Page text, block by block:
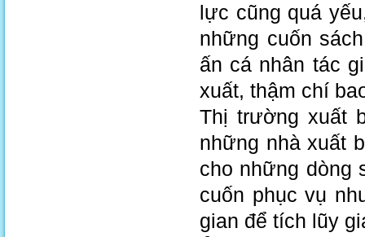
lực cũng quá
những cuốn
ấn cá nhân tác
xuất, thậm chí
Thị trường xuất
những nhà xuất
cho những dòng
cuốn phục vụ
gian để tích lũy